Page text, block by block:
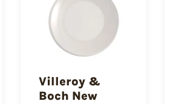
Villeroy &
Boch New